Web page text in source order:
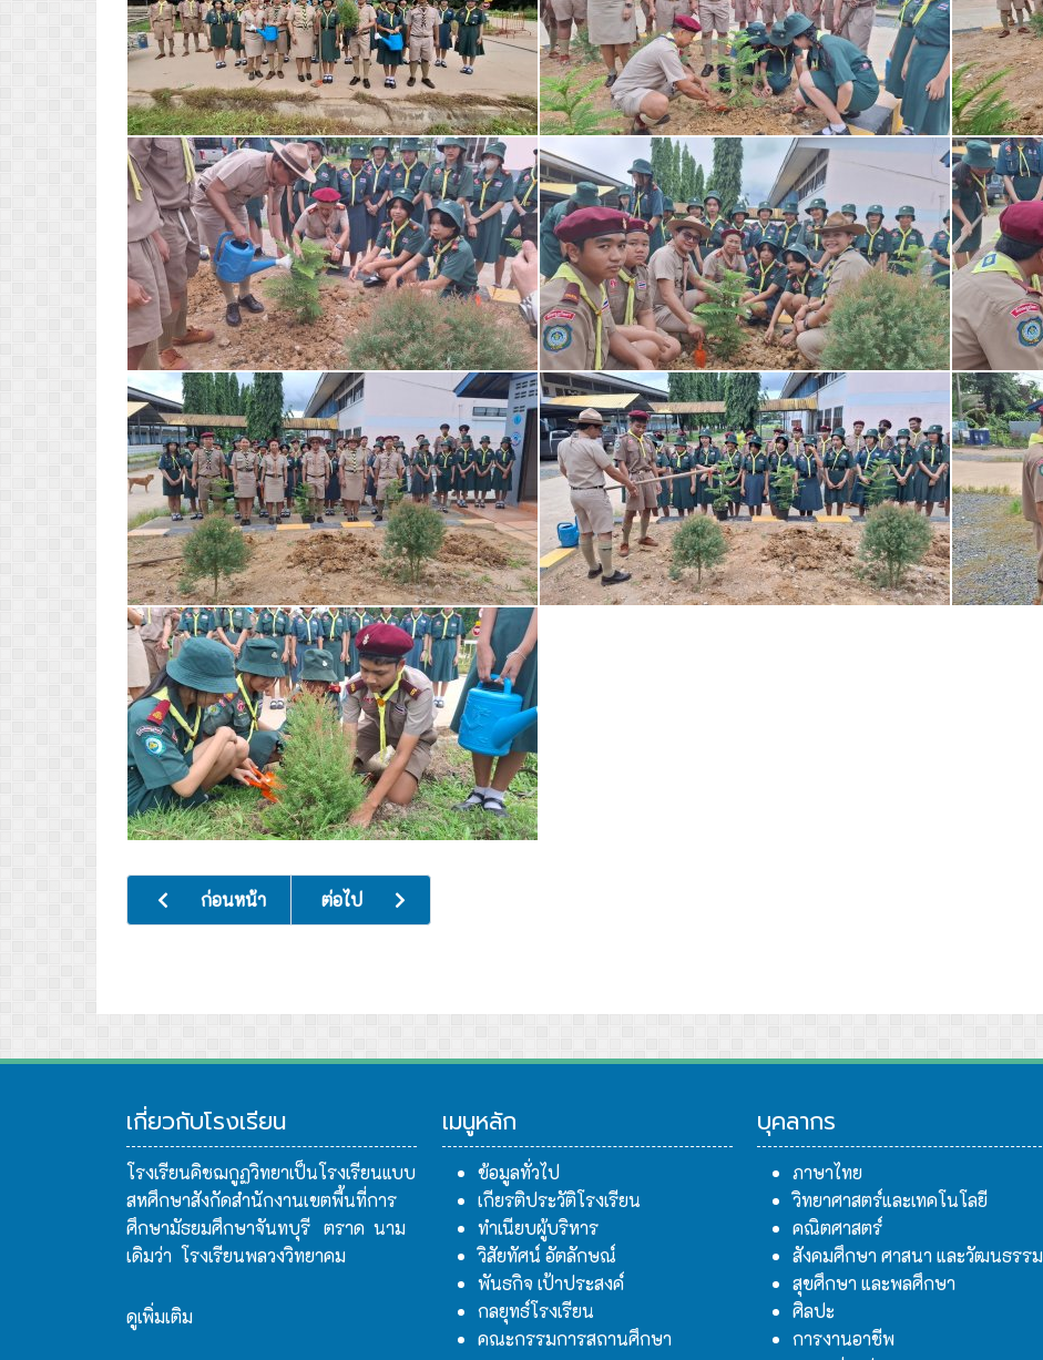
เนื้อหาก่อนหน้า: ต้อนรับคณะศึกษาดูงานจากโรงเรียนศรีมหาโพธิ
ก่อนหน้า เนื้อหาถัดไป: พิธีทบทวนคำปฏิญาณและสวนสนามของลูกเสือ - เนตรนารี ปีการศึกษา 2567
ต่อไป
เกี่ยวกับโรงเรียน
โรงเรียนคิชฌกูฏวิทยาเป็นโรงเรียนแบบ
สหศึกษาสังกัดสำนักงานเขตพื้นที่การ
ศึกษามัธยมศึกษาจันทบุรี ตราด นาม
เดิมว่า โรงเรียนพลวงวิทยาคม
ดูเพิ่มเติม
เมนูหลัก
ข้อมูลทั่วไป
เกียรติประวัติโรงเรียน
ทำเนียบผู้บริหาร
วิสัยทัศน์ อัตลักษณ์
พันธกิจ เป้าประสงค์
กลยุทธ์โรงเรียน
คณะกรรมการสถานศึกษา
บุคลากร
ภาษาไทย
วิทยาศาสตร์และเทคโนโลยี
คณิตศาสตร์
สังคมศึกษา ศาสนา และวัฒนธรรม
สุขศึกษา และพลศึกษา
ศิลปะ
การงานอาชีพ